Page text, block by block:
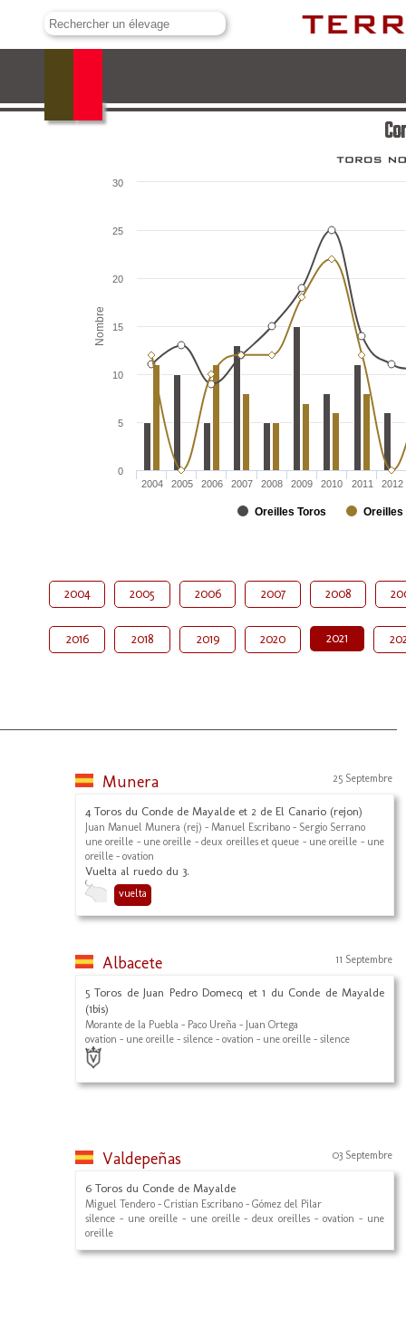
Nombre
Oreilles Toros Oreilles
2004 2005 2006 2007 2008 2009 2010 2011 2012
0
5
10
15
20
25
30
2004 2005 2006 2007 2008
2016 2018 2019 2020 2021
Munera 25 Septembre
4 Toros du Conde de Mayalde et 2 de El Canario (rejon)
Juan Manuel Munera (rej) - Manuel Escribano - Sergio Serrano
une oreille - une oreille - deux oreilles et queue - une oreille - une
oreille - ovation
Vuelta al ruedo du 3.
vuelta
Albacete 11 Septembre
5 Toros de Juan Pedro Domecq et 1 du Conde de Mayalde
(1bis)
Morante de la Puebla - Paco Ureña - Juan Ortega
ovation - une oreille - silence - ovation - une oreille - silence
Valdepeñas 03 Septembre
6 Toros du Conde de Mayalde
Miguel Tendero - Cristian Escribano - Gómez del Pilar
silence - une oreille - une oreille - deux oreilles - ovation - une
oreille